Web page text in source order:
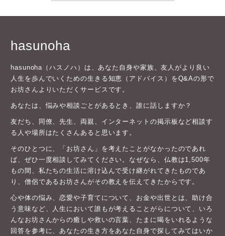
hasunoha
hasunoha（ハスノハ）は、あなた自身や家族、友人がより良い
人生を歩んでいくための生きる知恵（アドバイス）をQ&Aの形で
お坊さんよりいただくサービスです。
あなたは、悩みや相談ごとがあるとき、誰に話しますか？
友だち、同僚、先生、両親、インターネットの掲示板など相談す
る人や場所はたくさんあると思います。
そのひとつに、「お坊さん」を考えたことがなかったのであれ
ば、ぜひ一度相談してみてください。なぜなら、仏教は1,500年
もの間、私たちの生活に溶け込んで受け継がれてきたものであ
り、僧侶であるお坊さんがその教えを伝えてきたからです。
心や体の悩み、恋愛や子育てについて、お金や出世とは、助け合
う意味など、人生において誰もが考えることがらについて、いろ
んなお坊さんからの癒しや救いの言葉、たまに喝をいれるような
回答を参考に、あなたの生き方をあなた自身で探してみてはいか